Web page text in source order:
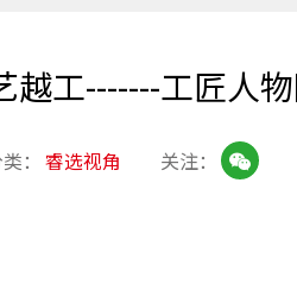
越工-------工匠人
： 睿选视角 关注：